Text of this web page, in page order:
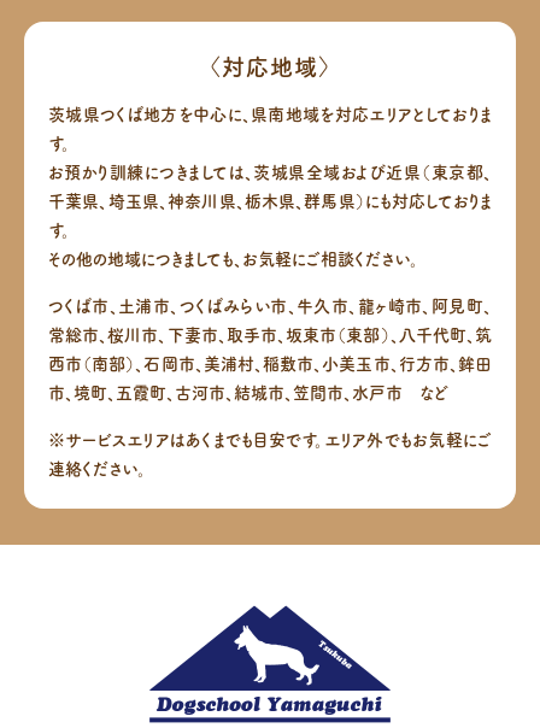
〈対応地域〉
茨城県つくば地方を中心に、県南地域を対応エリアとしておりま
す。
お預かり訓練につきましては、茨城県全域および近県（東京都、
千葉県、埼玉県、神奈川県、栃木県、群馬県）にも対応しておりま
す。
その他の地域につきましても、お気軽にご相談ください。
つくば市、土浦市、つくばみらい市、牛久市、龍ヶ崎市、阿見町、
常総市、桜川市、下妻市、取手市、坂東市（東部）、八千代町、筑
西市（南部）、石岡市、美浦村、稲敷市、小美玉市、行方市、鉾田
市、境町、五霞町、古河市、結城市、笠間市、水戸市 など
※サービスエリアはあくまでも目安です。エリア外でもお気軽にご
連絡ください。